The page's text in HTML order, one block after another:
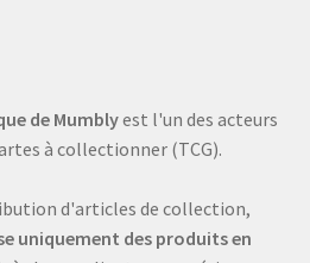
de Mumblyest l'un des acteurs
à collectionner (TCG).
d'articles de collection,
uniquement des produits en